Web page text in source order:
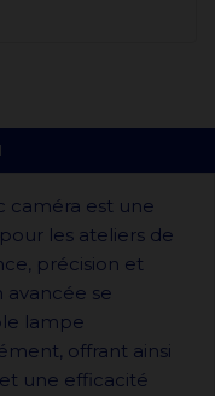
caméra est une
les ateliers de
précision et
avancée se
lampe
offrant ainsi
une efficacité